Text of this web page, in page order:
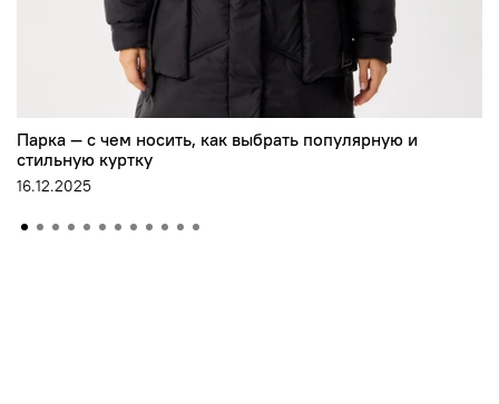
Парка — с чем носить, как выбрать популярную и
стильную куртку
16.12.2025